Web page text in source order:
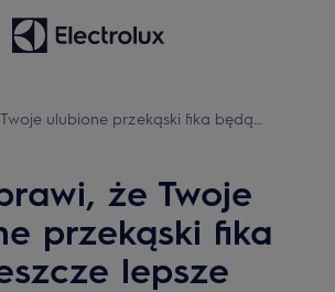
ulubione przekąski fika będą
że Twoje
przekąski fika
lepsze